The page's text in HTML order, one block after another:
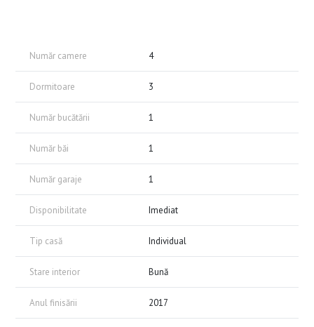
Număr camere 4
Dormitoare 3
Număr bucătării 1
Număr băi 1
Număr garaje 1
Disponibilitate Imediat
Tip casă Individual
Stare interior Bună
Anul finisării 2017